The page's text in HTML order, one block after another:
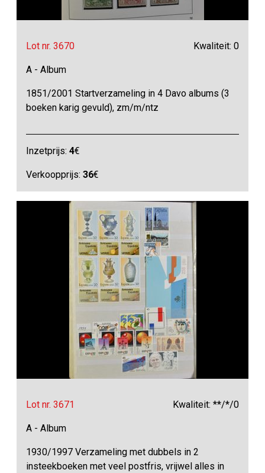
Lot nr. 3670 Kwaliteit: 0
A - Album
1851/2001 Startverzameling in 4 Davo albums (3
boeken karig gevuld), zm/m/ntz
Inzetprijs:4€
Verkoopprijs:36€
Lot nr. 3671 Kwaliteit: **/*/0
A - Album
1930/1997 Verzameling met dubbels in 2
insteekboeken met veel postfris, vrijwel alles in